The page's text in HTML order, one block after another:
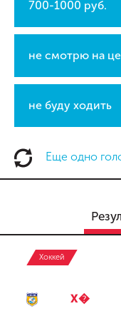
700-1000 руб.
не смотрю на
не буду ходить
Еще одно
Хоккей
Х�